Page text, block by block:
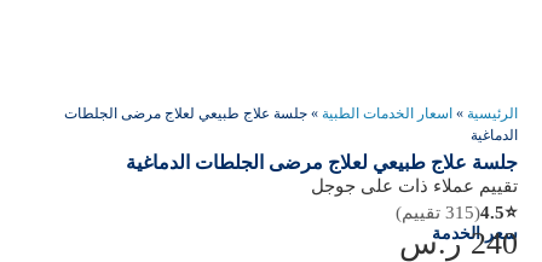
الرئيسية » اسعار الخدمات الطبية » جلسة علاج طبيعي لعلاج مرضى الجلطات
الدماغية
جلسة علاج طبيعي لعلاج مرضى الجلطات الدماغية
تقييم عملاء ذات على جوجل
⭐
4.5(315 تقييم)
سعر الخدمة
240 ر.س